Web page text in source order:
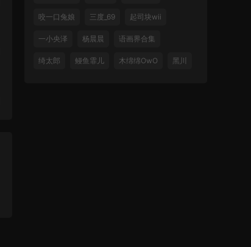
咬一口兔娘 三度_69 起司块wii
一小央泽 杨晨晨 语画界合集
绮太郎 鳗鱼霏儿 木绵绵OwO 黑川